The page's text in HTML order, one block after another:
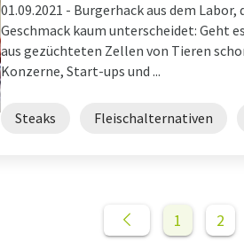
01.09.2021 - Burgerhack aus dem
Geschmack kaum unterscheidet: Geht
aus gezüchteten Zellen von Tieren
Konzerne, Start-ups und ...
Steaks Fleischalternativen
1 2